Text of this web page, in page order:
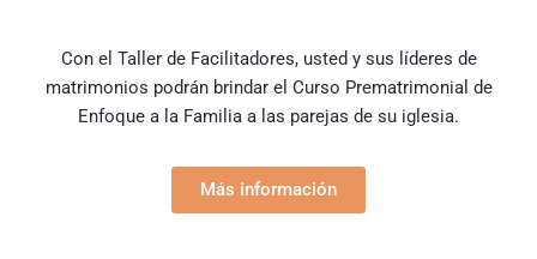
Con el Taller de Facilitadores, usted y sus líderes de
matrimonios podrán brindar el Curso Prematrimonial de
Enfoque a la Familia a las parejas de su iglesia.
Más información